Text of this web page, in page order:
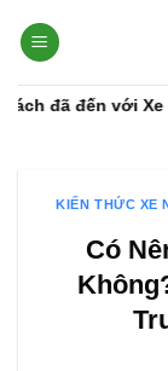
qua
dungđến với Xe
KIẾN THỨC XE
Có